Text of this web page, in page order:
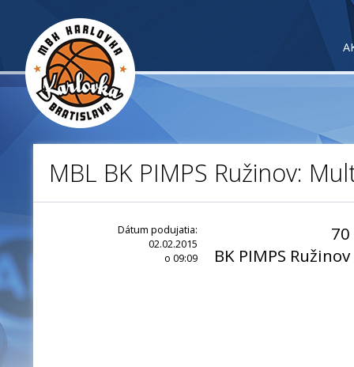
MBL BK PIMPS Ružinov:
Dátum podujatia:
02.02.2015
o 09:09
70
BK PIMPS Ružinov